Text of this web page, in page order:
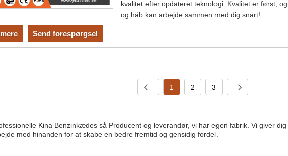
kvalitet efter opdateret teknologi. Kvalitet er først,
og håb kan arbejde sammen med dig snart!
Send forespørgsel
1 2 3
Kina Benzinkædes så Producent og leverandør, vi har egen fabrik. Vi giver
med hinanden for at skabe en bedre fremtid og gensidig fordel.